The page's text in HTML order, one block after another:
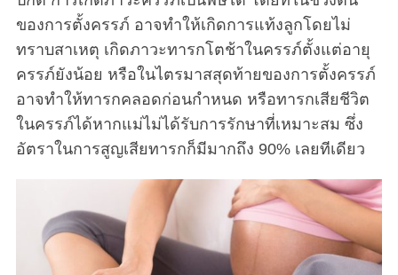
ของการตั้งครรภ์ อาจทำให้เกิดการแท้งลูกโดยไม่
ทราบสาเหตุ เกิดภาวะทารกโตช้าในครรภ์ตั้งแต่อายุ
ครรภ์ยังน้อย หรือในไตรมาสสุดท้ายของการตั้งครรภ์
อาจทำให้ทารกคลอดก่อนกำหนด หรือทารกเสียชีวิต
ในครรภ์ได้หากแม่ไม่ได้รับการรักษาที่เหมาะสม ซึ่ง
อัตราในการสูญเสียทารกก็มีมากถึง 90% เลยทีเดียว